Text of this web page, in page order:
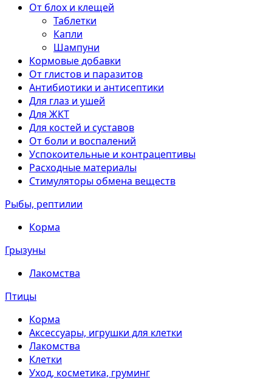
От блох и клещей
Таблетки
Капли
Шампуни
Кормовые добавки
От глистов и паразитов
Антибиотики и антисептики
Для глаз и ушей
Для ЖКТ
Для костей и суставов
От боли и воспалений
Успокоительные и контрацептивы
Расходные материалы
Стимуляторы обмена веществ
Рыбы, рептилии
Корма
Грызуны
Лакомства
Птицы
Корма
Аксессуары, игрушки для клетки
Лакомства
Клетки
Уход, косметика, груминг